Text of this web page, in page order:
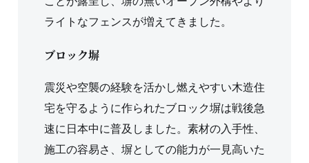
ライトなフェンスが増えてきました。
ブロック塀
震災や空襲の経験を活かし燃えやすい木造住
宅を守るように作られたブロック塀は戦後急
速に日本中に普及しました。素材の入手性、
施工の容易さ、塀としての能力が一見高いた